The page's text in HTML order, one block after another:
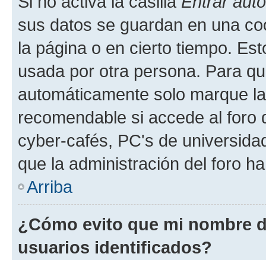
sus datos se guardan en una
la página o en cierto tiempo.
usada por otra persona. Para
automáticamente solo marque
recomendable si accede al foro
cyber-cafés, PC's de
que la administración del foro
Arriba
¿Cómo evito que mi nombre
usuarios identificados?